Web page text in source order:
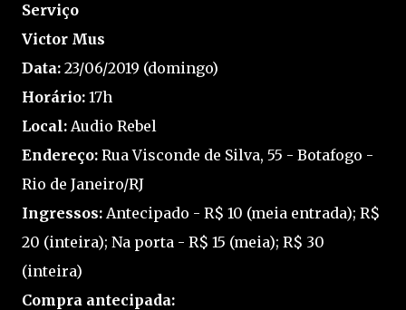
Serviço
Victor Mus
Data: 23/06/2019 (domingo)
Horário: 17h
Local: Audio Rebel
Endereço: Rua Visconde de Silva, 55 - Botafogo -
Rio de Janeiro/RJ
Ingressos: Antecipado - R$ 10 (meia entrada); R$
20 (inteira); Na porta - R$ 15 (meia); R$ 30
(inteira)
Compra antecipada: